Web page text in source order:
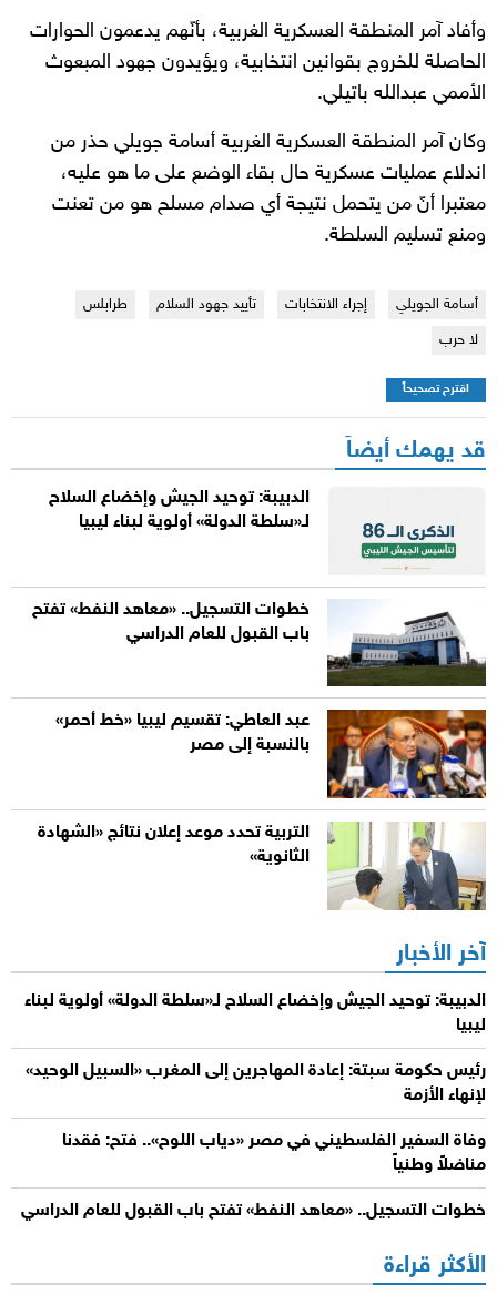
وأفاد آمر المنطقة العسكرية الغربية، بأنّهم يدعمون الحوارات
الحاصلة للخروج بقوانين انتخابية، ويؤيدون جهود المبعوث
الأممي عبدالله باتيلي.
وكان آمر المنطقة العسكرية الغربية أسامة جويلي حذر من
اندلاع عمليات عسكرية حال بقاء الوضع على ما هو عليه،
معتبرا أنّ من يتحمل نتيجة أي صدام مسلح هو من تعنت
ومنع تسليم السلطة.
أسامة الجويلي إجراء الانتخابات تأييد جهود السلام
طرابلس
لا حرب
اقترح تصحيحاً
قد يهمك أيضاً
الدبيبة: توحيد الجيش وإخضاع السلاح
لـ«سلطة الدولة» أولوية لبناء ليبيا
خطوات التسجيل.. «معاهد النفط» تفتح
باب القبول للعام الدراسي
عبد العاطي: تقسيم ليبيا «خط أحمر»
بالنسبة إلى مصر
التربية تحدد موعد إعلان نتائج «الشهادة
الثانوية»
آخر الأخبار
الدبيبة: توحيد الجيش وإخضاع السلاح لـ«سلطة الدولة» أولوية لبناء
ليبيا
رئيس حكومة سبتة: إعادة المهاجرين إلى المغرب «السبيل الوحيد»
لإنهاء الأزمة
وفاة السفير الفلسطيني في مصر «دياب اللوح».. فتح: فقدنا
مناضلاً وطنياً
خطوات التسجيل.. «معاهد النفط» تفتح باب القبول للعام الدراسي
الأكثر قراءة